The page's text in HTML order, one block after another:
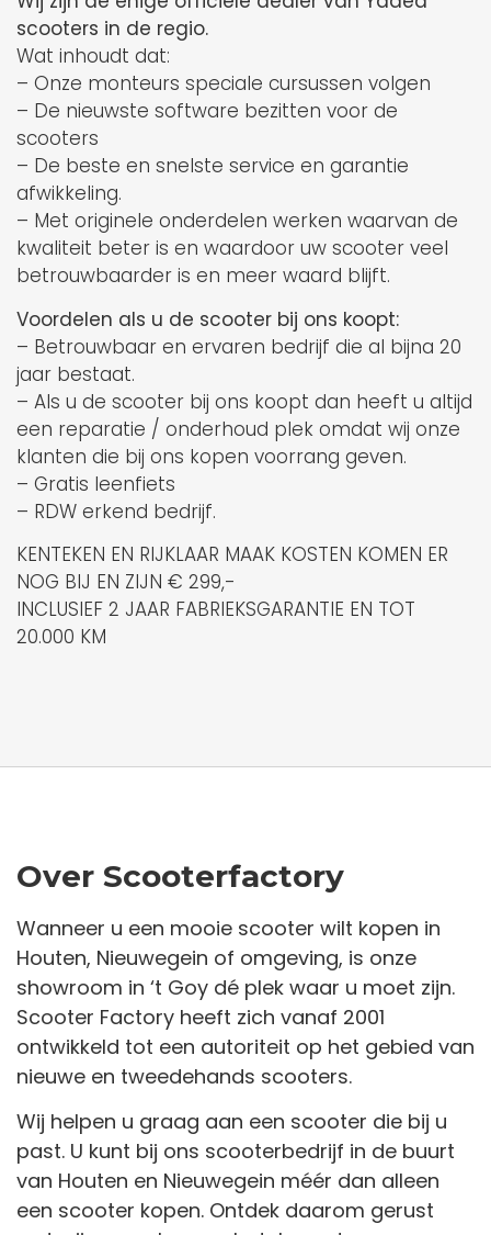
scooters in de regio.
Wat inhoudt dat:
– Onze monteurs speciale cursussen volgen
– De nieuwste software bezitten voor de
scooters
– De beste en snelste service en garantie
afwikkeling.
– Met originele onderdelen werken waarvan de
kwaliteit beter is en waardoor uw scooter veel
betrouwbaarder is en meer waard blijft.
Voordelen als u de scooter bij ons koopt:
– Betrouwbaar en ervaren bedrijf die al bijna 20
jaar bestaat.
– Als u de scooter bij ons koopt dan heeft u altijd
een reparatie / onderhoud plek omdat wij onze
klanten die bij ons kopen voorrang geven.
– Gratis leenfiets
– RDW erkend bedrijf.
KENTEKEN EN RIJKLAAR MAAK KOSTEN KOMEN ER
NOG BIJ EN ZIJN € 299,-
INCLUSIEF 2 JAAR FABRIEKSGARANTIE EN TOT
20.000 KM
Over Scooterfactory
Wanneer u een mooie scooter wilt kopen in
Houten, Nieuwegein of omgeving, is onze
showroom in ‘t Goy dé plek waar u moet zijn.
Scooter Factory heeft zich vanaf 2001
ontwikkeld tot een autoriteit op het gebied van
nieuwe en tweedehands scooters.
Wij helpen u graag aan een scooter die bij u
past. U kunt bij ons scooterbedrijf in de buurt
van Houten en Nieuwegein méér dan alleen
een scooter kopen. Ontdek daarom gerust